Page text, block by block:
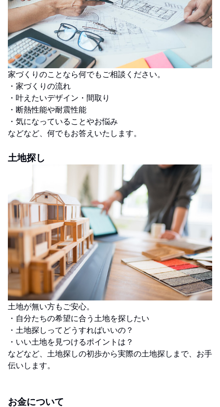
家づくりのことなら何でもご相談ください。
・家づくりの流れ
・叶えたいデザイン・間取り
・断熱性能や耐震性能
・気になっていることやお悩み
などなど、何でもお答えいたします。
土地探し
土地が無い方もご安心。
・自分たちの希望に合う土地を探したい
・土地探しってどうすればいいの？
・いい土地を見つけるポイントは？
などなど、土地探しの初歩から実際の土地探しまで、お手
伝いします。
お金について